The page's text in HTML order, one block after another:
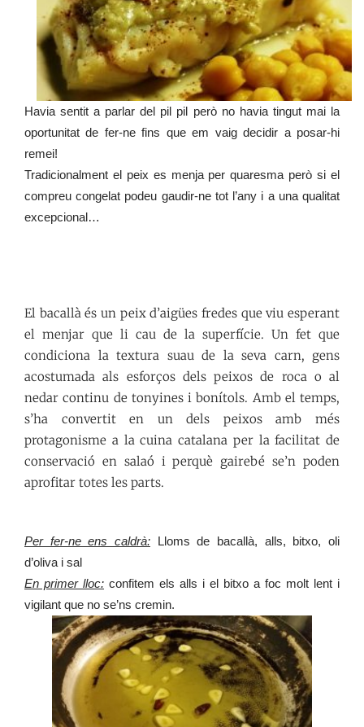
Havia sentit a parlar del pil pil però no havia tingut mai la
oportunitat de fer-ne fins que em vaig decidir a posar-hi
remei!
Tradicionalment el peix es menja per quaresma però si el
compreu congelat podeu gaudir-ne tot l’any i a una qualitat
excepcional…
El bacallà és un peix d’aigües fredes que viu esperant
el menjar que li cau de la superfície. Un fet que
condiciona la textura suau de la seva carn, gens
acostumada als esforços dels peixos de roca o al
nedar continu de tonyines i bonítols. Amb el temps,
s’ha convertit en un dels peixos amb més
protagonisme a la cuina catalana per la facilitat de
conservació en salaó i perquè gairebé se’n poden
aprofitar totes les parts.
Per fer-ne ens caldrà: Lloms de bacallà, alls, bitxo, oli
d’oliva i sal
En primer lloc: confitem els alls i el bitxo a foc molt lent i
vigilant que no se’ns cremin.